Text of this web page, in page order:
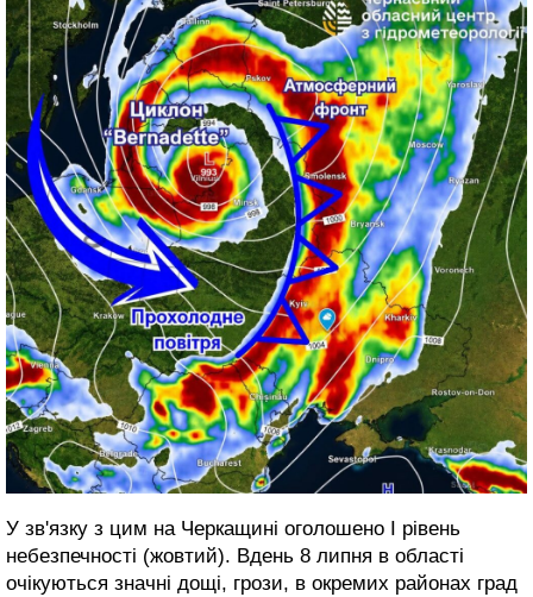
У зв'язку з цим на Черкащині оголошено І рівень
небезпечності (жовтий). Вдень 8 липня в області
очікуються значні дощі, грози, в окремих районах град